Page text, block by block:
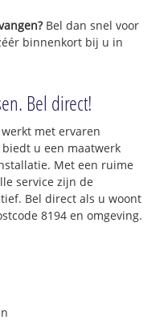
Bel dan snel voor
binnenkort bij u in
Bel direct!
met ervaren
u een maatwerk
Met een ruime
service zijn de
Bel direct als u woont
8194 en omgeving.